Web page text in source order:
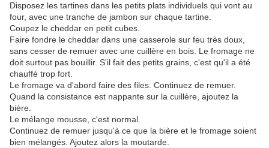
Disposez les tartines dans les petits plats individuels qui vont au
four, avec une tranche de jambon sur chaque tartine.
Coupez le cheddar en petit cubes.
Faire fondre le cheddar dans une casserole sur feu très doux,
sans cesser de remuer avec une cuillère en bois. Le fromage ne
doit surtout pas bouillir. S'il fait des petits grains, c'est qu'il a été
chauffé trop fort.
Le fromage va d'abord faire des files. Continuez de remuer.
Quand la consistance est nappante sur la cuillère, ajoutez la
bière.
Le mélange mousse, c'est normal.
Continuez de remuer jusqu'à ce que la bière et le fromage soient
bien mélangés. Ajoutez alors la moutarde.